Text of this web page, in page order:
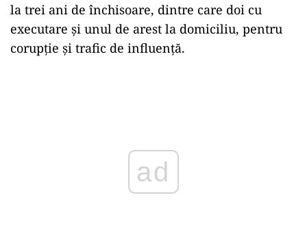
la trei ani de închisoare, dintre care doi cu
executare şi unul de arest la domiciliu, pentru
corupţie şi trafic de influenţă.